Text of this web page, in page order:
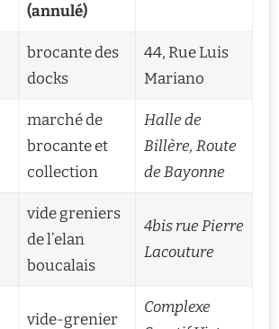
(annulé)
brocante des
docks
44, Rue Luis
Mariano
marché de
brocante et
collection
Halle de
Billère, Route
de Bayonne
vide greniers
de l’elan
boucalais
4bis rue Pierre
Lacouture
vide-grenier
Complexe